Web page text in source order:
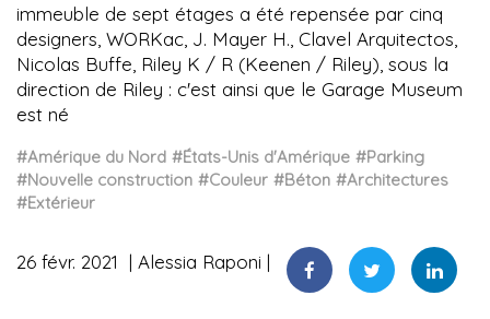
immeuble de sept étages a été repensée par cinq
designers, WORKac, J. Mayer H., Clavel Arquitectos,
Nicolas Buffe, Riley K / R (Keenen / Riley), sous la
direction de Riley : c'est ainsi que le Garage Museum
est né
#Amérique du Nord #États-Unis d'Amérique #Parking
#Nouvelle construction #Couleur #Béton #Architectures
#Extérieur
26 févr. 2021 Alessia Raponi